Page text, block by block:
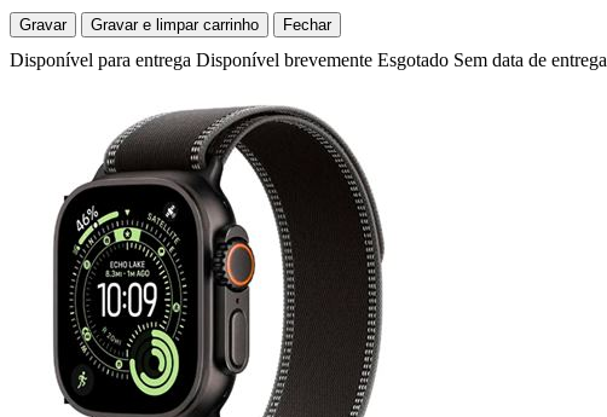
Gravar Gravar e limpar carrinho Fechar
Disponível para entrega Disponível brevemente Esgotado Sem data de entrega